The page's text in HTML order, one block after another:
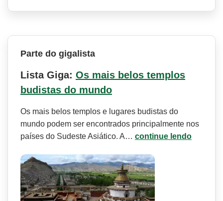
Parte do gigalista
Lista Giga: Os mais belos templos
budistas do mundo
Os mais belos templos e lugares budistas do
mundo podem ser encontrados principalmente nos
países do Sudeste Asiático. A… continue lendo